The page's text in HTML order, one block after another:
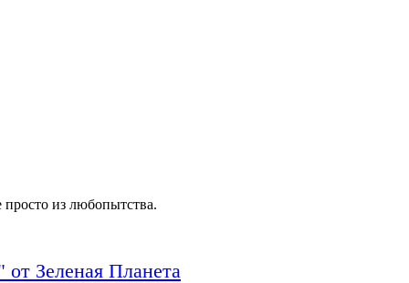
из любопытства.
Зеленая Планета